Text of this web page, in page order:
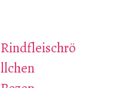
Rindfleischrö
llchen